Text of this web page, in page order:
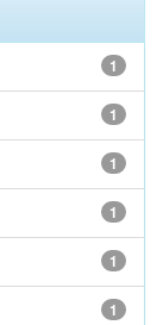
1
1
1
1
1
1